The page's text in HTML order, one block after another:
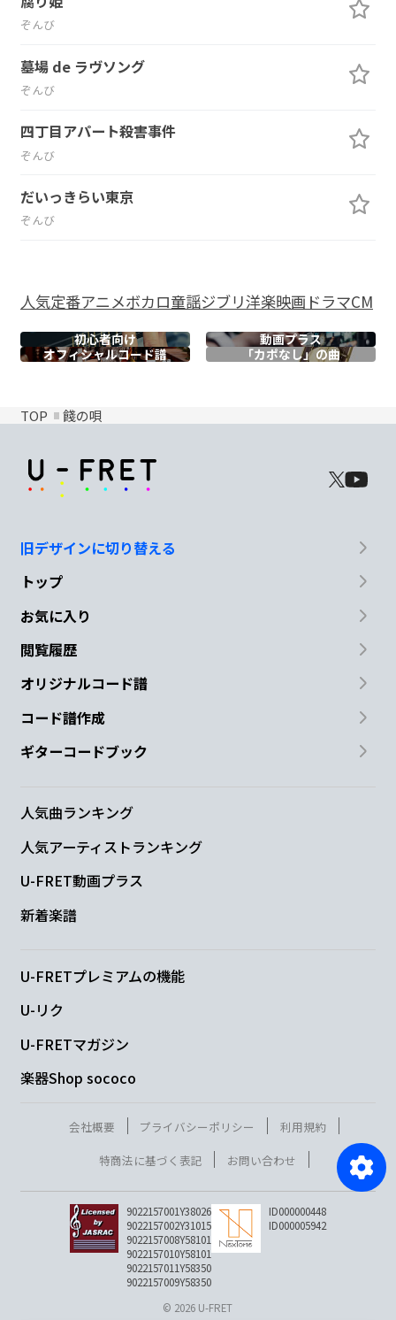
ぞんび
墓場 de ラヴソング
ぞんび
四丁目アパート殺害事件
ぞんび
だいっきらい東京
ぞんび
人気定番アニメボカロ童謡ジブリ洋楽映画ドラマCM
初心者向け
動画プラス
オフィシャルコード譜 「カポなし」の曲
TOP 餞の唄
旧デザインに切り替える
トップ
お気に入り
閲覧履歴
オリジナルコード譜
コード譜作成
ギターコードブック
人気曲ランキング
人気アーティストランキング
U-FRET動画プラス
新着楽譜
U-FRETプレミアムの機能
U-リク
U-FRETマガジン
楽器Shop sococo
会社概要 プライバシーポリシー
利用規約
特商法に基づく表記
お問い合わせ
9022157001Y38026
9022157002Y31015
9022157008Y58101
9022157010Y58101
9022157011Y58350
9022157009Y58350
ID000000448
ID000005942
© 2026 U-FRET